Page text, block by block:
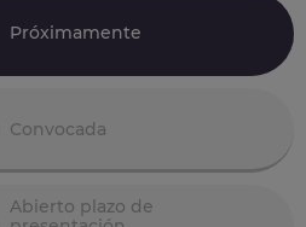
Próximamente
Convocada
Abierto plazo de